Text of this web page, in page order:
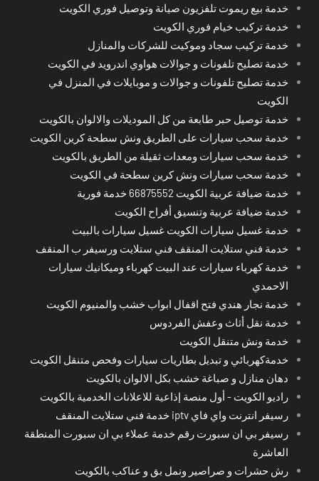
خدمة بيع ريموت تلفزيون صيانة وتوصيل فوري الكويت
خدمة تركيب خيام فوري الكويت
خدمة تركيب سجاد وموكيت للشركات والمنازل
خدمة تصليح تلفونات و جوالات هواوي اندرويد في الكويت
خدمة تصليح تلفونات و جوالات و موبايلات في المنزل في
الكويت
خدمة توصيل حبر طابعة من كل الموديلات والالوان بالكويت
خدمة سحب سيارات على الطريق ونش سطحة كرين الكويت
خدمة سحب سيارات ومعدات ثقيلة من الطريق بالكويت
خدمة سحب سيارات ونش كرين سطحة في الكويت
خدمة ضيافة عربية الكويت 66875552 خدمة فورية
خدمة ضيافة عربية وتنسيق أفراح الكويت
خدمة غسيل سيارات الكويت غسيل سيارات بالبيت
خدمة فني ستلايت المنقف فني ستلايت ورسيفر ب المنقف
خدمة كهرباء سيارات عند البيت كهرباء وميكانيك سيارات
الاحمدي
خدمة نجار هندي فتح اقفال ابواب خشب والمنيوم الكويت
خدمة نقل أثاث وعفش الفردوس
خدمة ونش متنقل الكويت
خدمةكهربائي و تبديل بطاريات سيارات وفحص متنقل الكويت
دهان منازل و صباغة خشب بكل الالوان بالكويت
راديو الكويت - أول منصة إذاعية للاعلانات الخدمية بالكويت
رسيفر انترنت واي فاي iptv خدمة فني ستلايت المنقف
رسيفر بي ان سبورت رقم خدمة عملاء بي ان سبورت المنطقة
العاشرة
رش حشرات و صراصير ونمل بق و عناكب بالكويت